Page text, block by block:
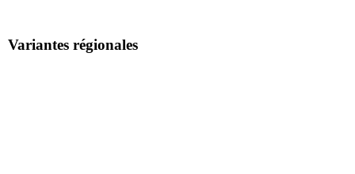
Variantes régionales